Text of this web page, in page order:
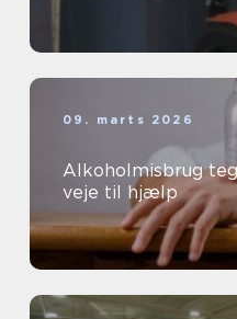
09. marts 2026
Alkoholmisbrug tegn, konsekvenser og
veje til hjælp